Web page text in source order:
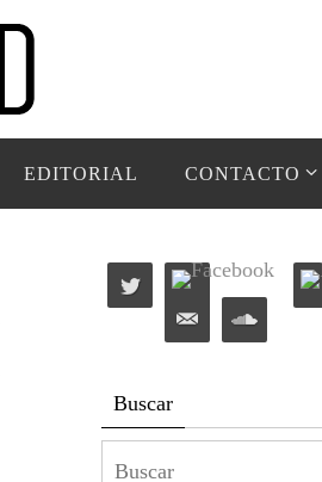
EDITORIAL CONTACTO
Buscar